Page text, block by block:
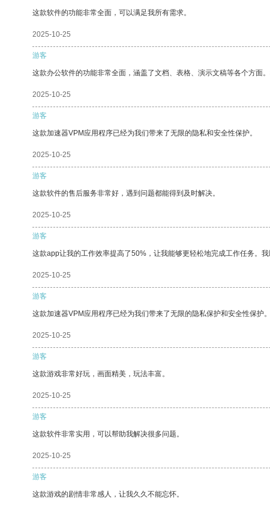
这款软件的功能非常全面，可以满足我所有需求。
2025-10-25
游客
这款办公软件的功能非常全面，涵盖了文档、表格、演示文稿等各个方面
2025-10-25
游客
这款加速器VPM应用程序已经为我们带来了无限的隐私和安全性保护。
2025-10-25
游客
这款软件的售后服务非常好，遇到问题都能得到及时解决。
2025-10-25
游客
这款app让我的工作效率提高了50%，让我能够更轻松地完成工作任务。
2025-10-25
游客
这款加速器VPM应用程序已经为我们带来了无限的隐私保护和安全性保护。
2025-10-25
游客
这款游戏非常好玩，画面精美，玩法丰富。
2025-10-25
游客
这款软件非常实用，可以帮助我解决很多问题。
2025-10-25
游客
这款游戏的剧情非常感人，让我久久不能忘怀。